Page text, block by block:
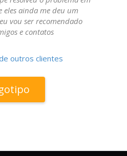
ainda me deu um
vou ser recomendado
e contatos
outros clientes